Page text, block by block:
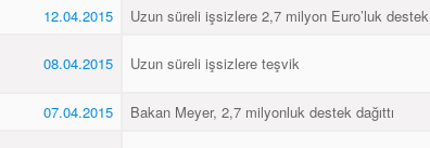
12.04.2015
Uzun süreli işsizlere 2,7 milyon Euro’luk destek
08.04.2015 Uzun süreli işsizlere teşvik
07.04.2015
Bakan Meyer, 2,7 milyonluk destek dağıttı